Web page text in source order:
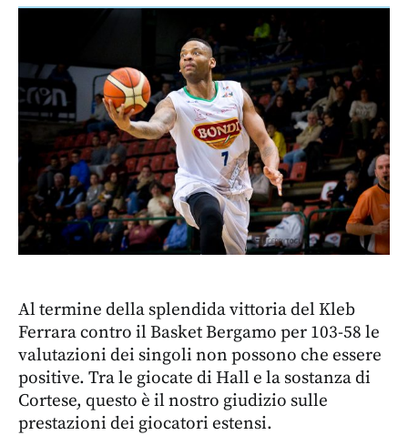
Al termine della splendida vittoria del Kleb
Ferrara contro il Basket Bergamo per 103-58 le
valutazioni dei singoli non possono che essere
positive. Tra le giocate di Hall e la sostanza di
Cortese, questo è il nostro giudizio sulle
prestazioni dei giocatori estensi.